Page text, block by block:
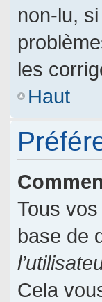
non-lu,
les
Haut
Tous
base de
Cela